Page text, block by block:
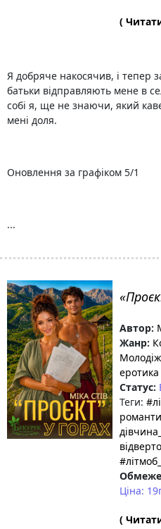
(
Я добряче накосячив, і тепер
батьки відправляють мене в
собі я, ще не знаючи, який
мені доля.
Оновлення за графіком 5/1
...
Автор:
Жанр:
еротика
Статус:
Теги:
Ціна:
(